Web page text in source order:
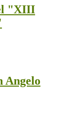
"XIII
Angelo